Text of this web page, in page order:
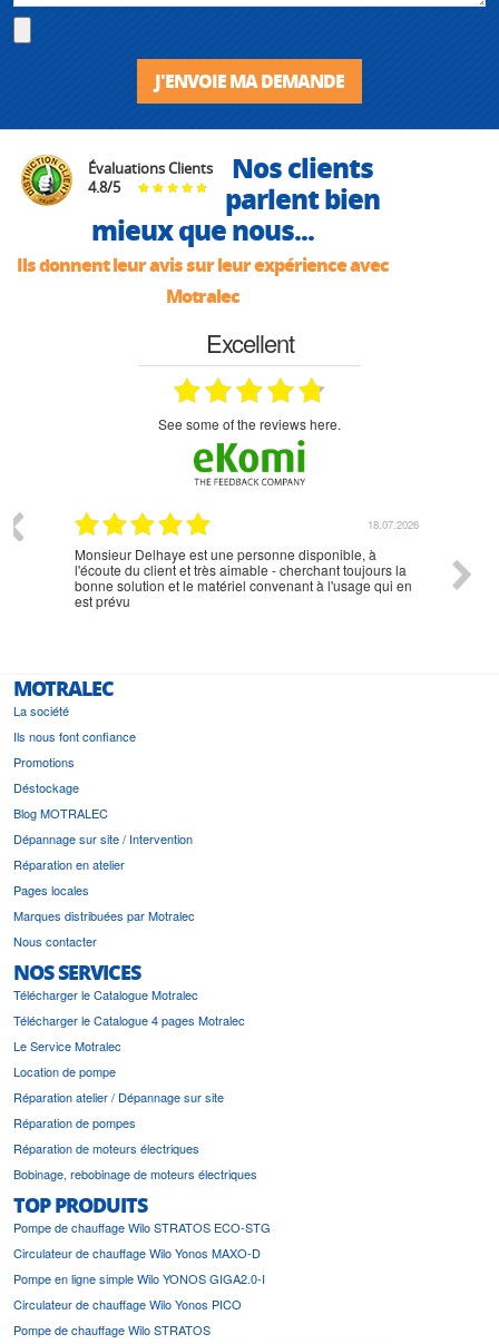
J'ENVOIE MA DEMANDE
Évaluations Clients
4.8/5
Nos clients
parlent bien
mieux que nous...
Ils donnent leur avis sur leur expérience avec
Motralec
Excellent
see some of the reviews here.
18.07.2026
Monsieur Delhaye est une personne disponible, à
l'écoute du client et très aimable - cherchant toujours la
bonne solution et le matériel convenant à l'usage qui en
est prévu
MOTRALEC
La société
Ils nous font confiance
Promotions
Déstockage
Blog MOTRALEC
Dépannage sur site / Intervention
Réparation en atelier
Pages locales
Marques distribuées par Motralec
Nous contacter
NOS SERVICES
Télécharger le Catalogue Motralec
Télécharger le Catalogue 4 pages Motralec
Le Service Motralec
Location de pompe
Réparation atelier / Dépannage sur site
Réparation de pompes
Réparation de moteurs électriques
Bobinage, rebobinage de moteurs électriques
TOP PRODUITS
Pompe de chauffage Wilo STRATOS ECO-STG
Circulateur de chauffage Wilo Yonos MAXO-D
Pompe en ligne simple Wilo YONOS GIGA2.0-I
Circulateur de chauffage Wilo Yonos PICO
Pompe de chauffage Wilo STRATOS